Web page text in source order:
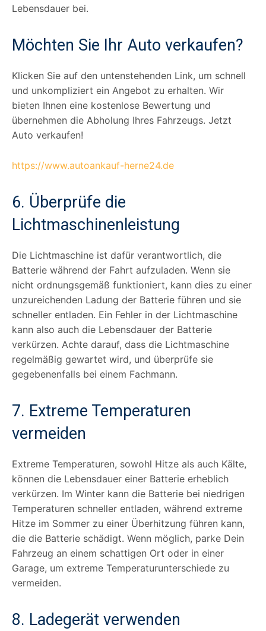
Lebensdauer bei.
Möchten Sie Ihr Auto verkaufen?
Klicken Sie auf den untenstehenden Link, um schnell
und unkompliziert ein Angebot zu erhalten. Wir
bieten Ihnen eine kostenlose Bewertung und
übernehmen die Abholung Ihres Fahrzeugs. Jetzt
Auto verkaufen!
https://www.autoankauf-herne24.de
6. Überprüfe die
Lichtmaschinenleistung
Die Lichtmaschine ist dafür verantwortlich, die
Batterie während der Fahrt aufzuladen. Wenn sie
nicht ordnungsgemäß funktioniert, kann dies zu einer
unzureichenden Ladung der Batterie führen und sie
schneller entladen. Ein Fehler in der Lichtmaschine
kann also auch die Lebensdauer der Batterie
verkürzen. Achte darauf, dass die Lichtmaschine
regelmäßig gewartet wird, und überprüfe sie
gegebenenfalls bei einem Fachmann.
7. Extreme Temperaturen
vermeiden
Extreme Temperaturen, sowohl Hitze als auch Kälte,
können die Lebensdauer einer Batterie erheblich
verkürzen. Im Winter kann die Batterie bei niedrigen
Temperaturen schneller entladen, während extreme
Hitze im Sommer zu einer Überhitzung führen kann,
die die Batterie schädigt. Wenn möglich, parke Dein
Fahrzeug an einem schattigen Ort oder in einer
Garage, um extreme Temperaturunterschiede zu
vermeiden.
8. Ladegerät verwenden